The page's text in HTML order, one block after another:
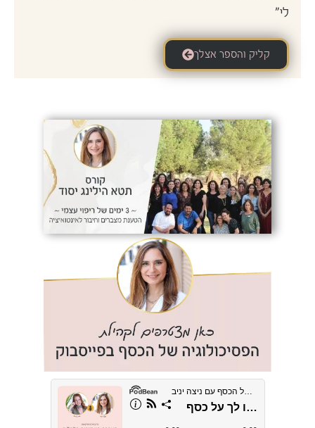
לי"
קליק והספר אצלך